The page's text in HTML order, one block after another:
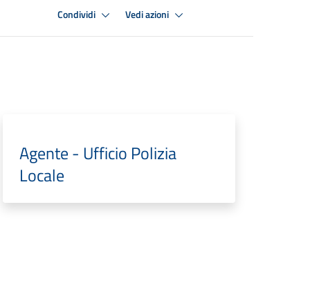
Condividi Vedi azioni
Agente - Ufficio Polizia
Locale